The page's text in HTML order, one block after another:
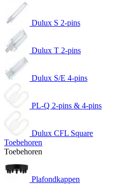
Dulux S 2-pins
Dulux T 2-pins
Dulux S/E 4-pins
PL-Q 2-pins & 4-pins
Dulux CFL Square
Toebehoren
Toebehoren
Plafondkappen